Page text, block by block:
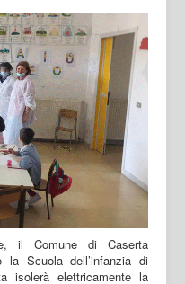
il Comune di Caserta
la Scuola dell’infanzia di
isolerà elettricamente la